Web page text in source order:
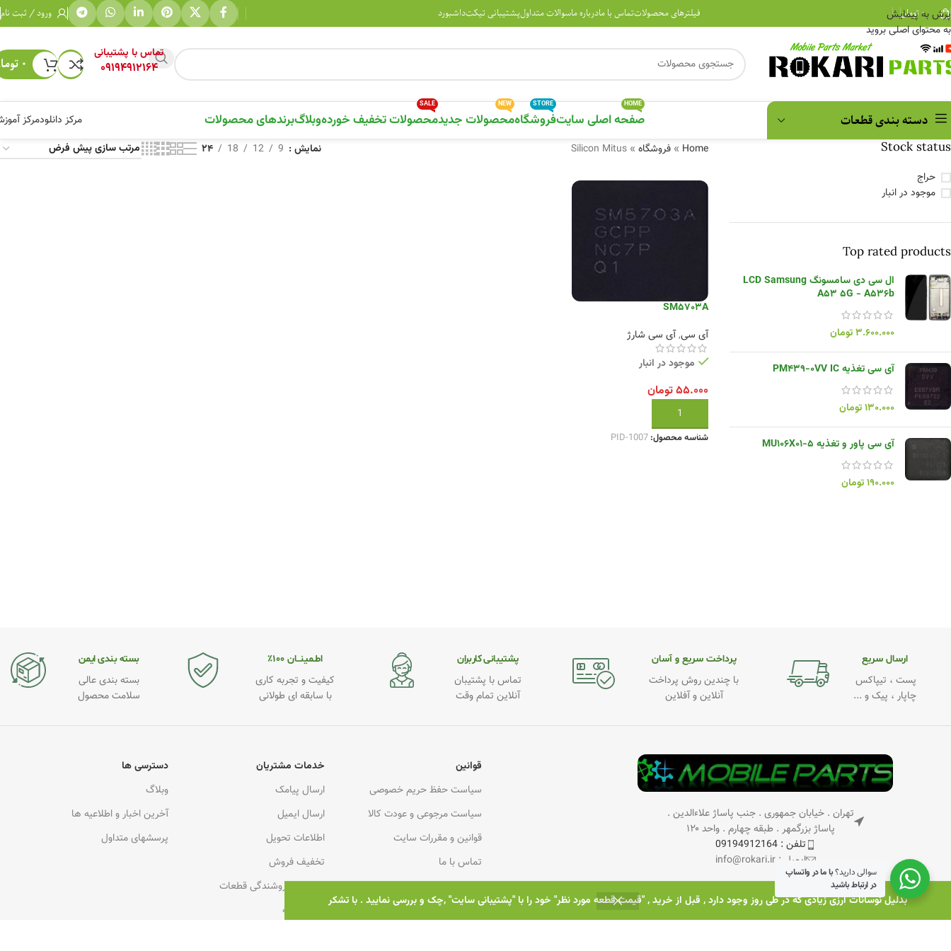
بدلیل نوسانات ارزی زیادی که در طی روز وجود دارد , قبل از خرید , "قیمت قطعه مورد نظر" خود را با "پشتیبانی سایت" ,چک و بررسی نمایید . با تشکر
پرش به پیمایش
به محتوای اصلی بروید
۰تومان فیلترهای محصولاتتماس با مادرباره ماسوالات متداولپشتیبانی تیکتداشبورد ورود / ثبت نام
تماس با پشتیبانی
09194912164 ۰
دسته بندی قطعات صفحه اصلی سایت
HOME
فروشگاه
STORE
محصولات جدید
NEW
محصولات تخفیف خورده
SALE
وبلاگبرندهای محصولات مرکز دانلودمرکز
Stock status
حراج
موجود در انبار
Top rated products
ال سی دی سامسونگ LCD Samsung
A53 5G - A536b
۳.۶۰۰.۰۰۰تومان
آی سی تغذیه PM439-0VV IC
۱۳۰.۰۰۰تومان
آی سی پاور و تغذیه MU106X01-5
۱۹۰.۰۰۰تومان
Home
»فروشگاه »
Silicon Mitus نمایش 9
12
18
24
SM5703A
آی سی,آی سی شارژ
موجود در انبار
۵۵.۰۰۰تومان
افزودن به سبد خرید
شناسه محصول:PID-1007
ارسال سریع
پست ، تیپاکس
چاپار ، پیک و ...
پرداخت سریع و آسان
با چندین روش پرداخت
آنلاین و آفلاین
پشتیبانی کاربران
تماس با پشتیبان
آنلاین تمام وقت
اطـمینــان ۱۰۰٪
کیفیت و تجربه کاری
با سابقه ای طولانی
بسته بندی ایمن
بسته بندی عالی
سلامت محصول
تهران . خیابان جمهوری . جنب پاساژ علاءالدین .
پاساژ بزرگمهر . طبقه چهارم . واحد ۱۲۰
تلفن : 09194912164
ایمیل : info@rokari.ir
قوانین
سیاست حفظ حریم خصوصی
سیاست مرجوعی و عودت کالا
قوانین و مقررات سایت
تماس با ما
خدمات مشتریان
ارسال پیامک
ارسال ایمیل
اطلاعات تحویل
تخفیف فروش
همکاری فروشندگی قطعات
کارت هدیه
دسترسی ها
وبلاگ
آخرین اخبار و اطلاعیه ها
پرسشهای متداول
سوالی دارید؟با ما در واتساپ
در ارتباط باشید